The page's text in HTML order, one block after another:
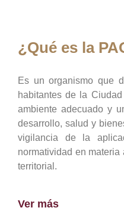
¿Qué es la
Es un organismo que
habitantes de la
ambiente adecuado y
desarrollo, salud y
vigilancia de la
normatividad en
territorial.
Ver más